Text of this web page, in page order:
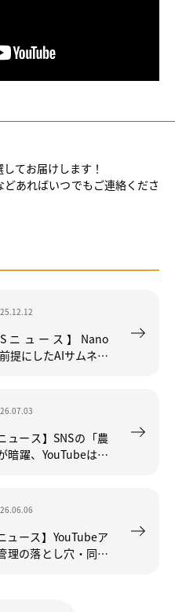
てお届けします！
どあればいつでもご連絡くださ
ニュース】Nano
提にしたAIサムネイ
ュース】SNSの「農
暗躍、YouTubeは低
ュース】YouTubeア
理の落とし穴・同一